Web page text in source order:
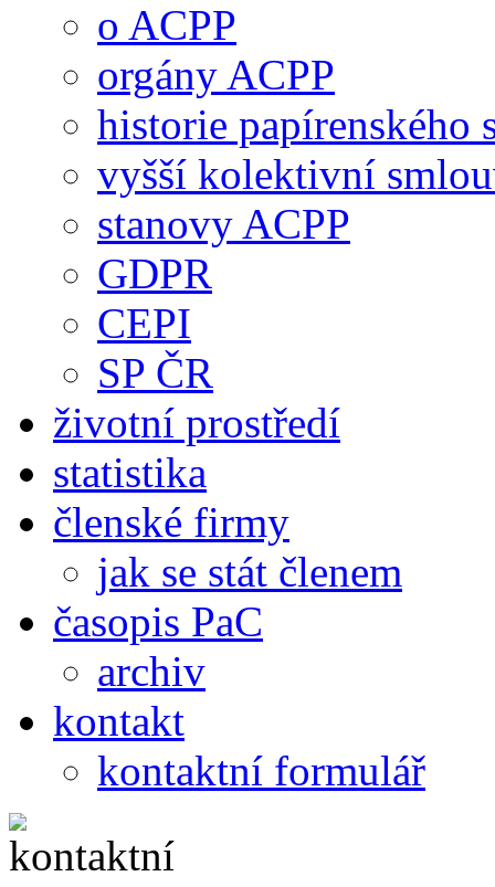
o ACPP
orgány ACPP
historie papírenského
vyšší kolektivní
stanovy ACPP
GDPR
CEPI
SP ČR
životní prostředí
statistika
členské firmy
jak se stát členem
časopis PaC
archiv
kontakt
kontaktní formulář